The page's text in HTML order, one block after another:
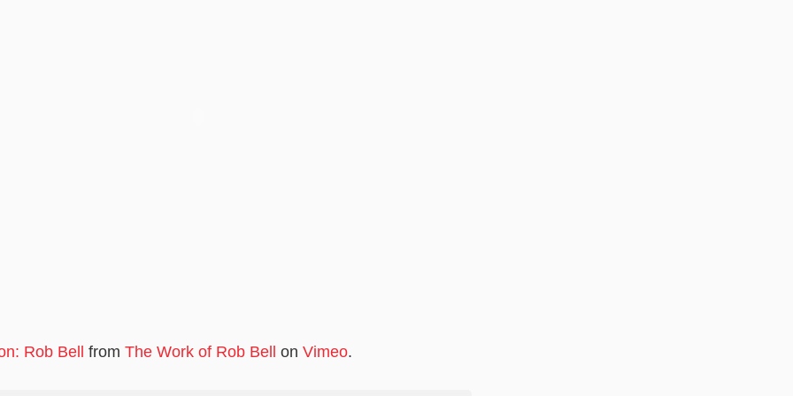
Rob Bell from The Work of Rob Bell on Vimeo.